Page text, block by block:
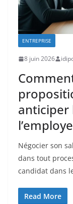
ENTREPRISE
8 juin 2026
anticiper
Négocier son
dans tout
candidat dans
Read More